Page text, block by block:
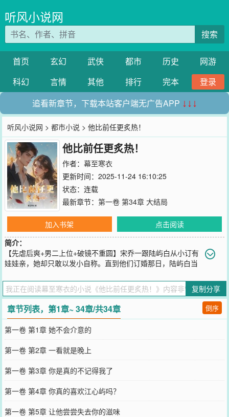
听风小说网
搜索
首页 玄幻 武侠 都市 历史
网游
科幻
言情 其他 排行 完本
登录
追看新章节，下载本站客户端无广告APP ↓↓↓
听风小说网 >都市小说 > 他比前任更炙热！
他比前任更炙热！
作者： 幕至寒衣
更新时间：2025-11-24 16:10:25
状态：连载
最新章节： 第一卷 第34章 大结局
加入书架
点击阅读
简介：
【先虐后爽+男二上位+破镜不重圆】宋乔一跟陆屿白从小订有
娃娃亲，她却只敢以发小自称。直到他们订婚那日，陆屿白当
脏了，那她就不要了。断情绝爱的宋乔一展露锋芒，独美搞钱。而她
的身后，始终默默站着一个男人。传闻苏家家规：苏家子孙世代不得
跟宋家的女人有任何瓜葛。苏沐辰却是那个例外。他是世人口中不近
女色的苏家私生子。宋乔一不以为然。直到那日，男人骨节分明的手
指扣住宋乔一的腰肢，指尖寸寸逡巡，“你可想好了？我这人很传统
的，只会死心眼的认定一个人。”*那天深夜，宋乔一接到了一个陌生
电话。电话里传来陆屿白醉意低沉的声音：“一一，你不能答应他的求
婚，我要为你举办一场隆重盛大的婚礼。”
您要是觉得《
他比前任更炙热！
微博微信里的朋友推荐哦！
复制分享
章节列表，第1章~ 34章/共34章 倒序
第一卷 第1章 她不会介意的
第一卷 第2章 一看就是晚上
第一卷 第3章 你是真的不记得我了
第一卷 第4章 你真的喜欢江心屿吗？
第一卷 第5章 让他尝尝失去你的滋味